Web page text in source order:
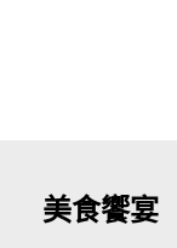
美食饗宴